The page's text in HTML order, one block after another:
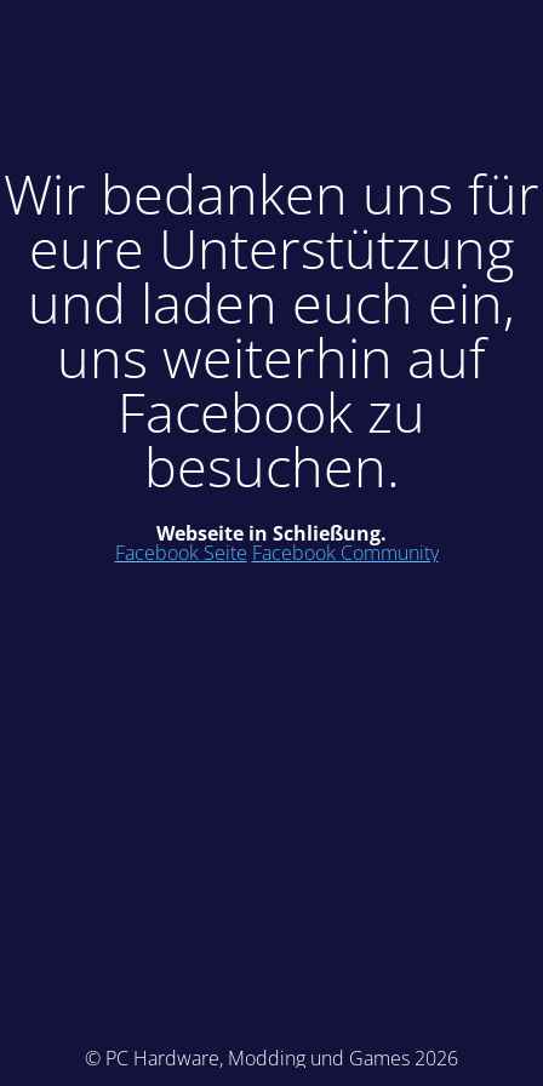
Wir bedanken uns für
eure Unterstützung
und laden euch ein,
uns weiterhin auf
Facebook zu
besuchen.
Webseite in Schließung.
Facebook Seite Facebook Community
© PC Hardware, Modding und Games 2026